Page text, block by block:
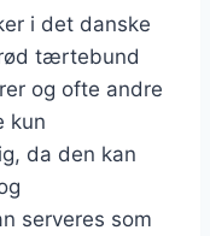
i det danske
tærtebund
og ofte andre
kun
da den kan
serveres som